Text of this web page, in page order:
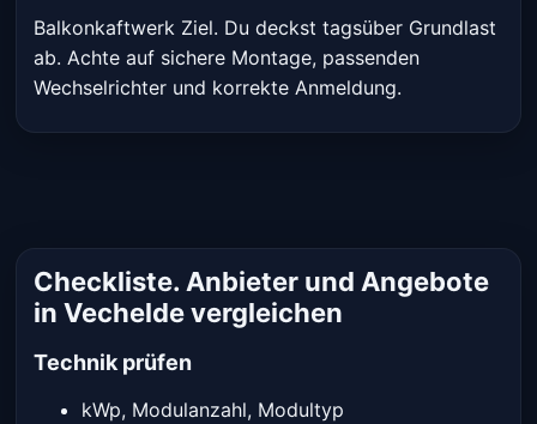
Balkonkaftwerk Ziel. Du deckst tagsüber Grundlast
ab. Achte auf sichere Montage, passenden
Wechselrichter und korrekte Anmeldung.
Checkliste. Anbieter und Angebote
in Vechelde vergleichen
Technik prüfen
kWp, Modulanzahl, Modultyp